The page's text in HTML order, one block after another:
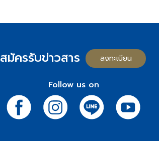
สมัครรับข่าวสาร ลงทะเบียน
Follow us on